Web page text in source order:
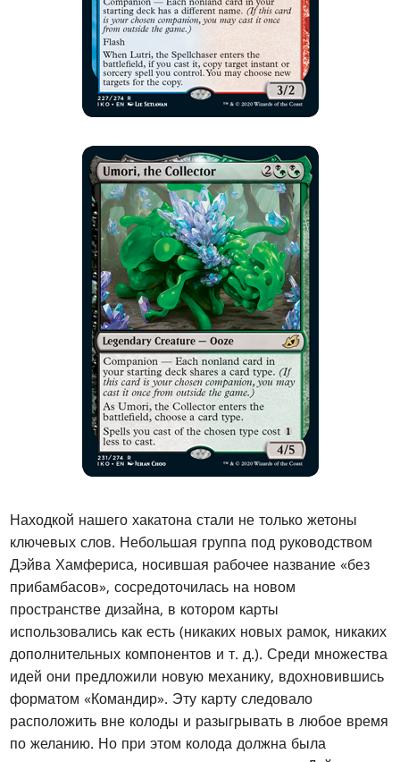
Находкой нашего хакатона стали не только жетоны
ключевых слов. Небольшая группа под руководством
Дэйва Хамфериса, носившая рабочее название «без
прибамбасов», сосредоточилась на новом
пространстве дизайна, в котором карты
использовались как есть (никаких новых рамок, никаких
дополнительных компонентов и т. д.). Среди множества
идей они предложили новую механику, вдохновившись
форматом «Командир». Эту карту следовало
расположить вне колоды и разыгрывать в любое время
по желанию. Но при этом колода должна была